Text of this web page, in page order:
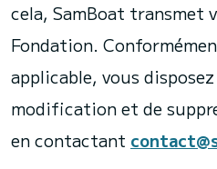
cela, SamBoat transmet
Fondation.
applicable, vous
modification et de
en contactant